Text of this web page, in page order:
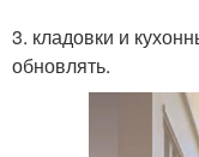
3. кладовки и
обновлять.